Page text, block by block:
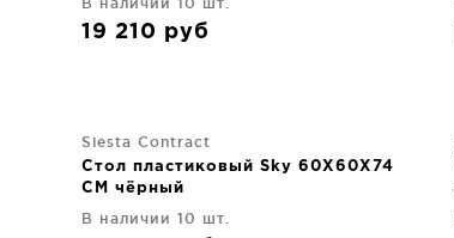
19 210 руб
Siesta Contract
Стол пластиковый Sky 60X60X74
CM чёрный
В наличии 10 шт.